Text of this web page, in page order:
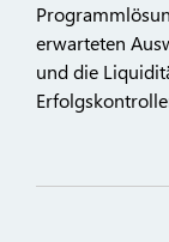
erwarteten
und die